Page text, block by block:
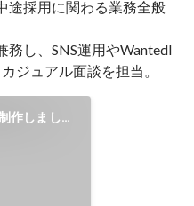
途採用に関わる業務全般
務し、SNS運用やWantedl
ジュアル面談を担当。
作しまし